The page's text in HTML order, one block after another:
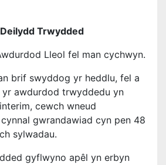
Trwydded
Lleol fel man cychwyn.
brif swyddog yr heddlu, fel a
awdurdod trwyddedu yn
cewch wneud
gwrandawiad cyn pen 48
sylwadau.
gyflwyno apêl yn erbyn